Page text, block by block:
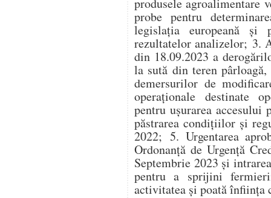
produsele agroalimentare
probe pentru
legislația europeană și
rezultatelor analizelor; 3.
din 18.09.2023 a
la sută din teren
demersurilor de
operaționale destinate
pentru ușurarea
păstrarea condițiilor și
2022; 5. Urgentarea
Ordonanță de Urgență
Septembrie 2023 și
pentru a sprijini
activitatea și poată